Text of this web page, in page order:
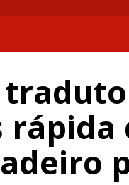
rápida